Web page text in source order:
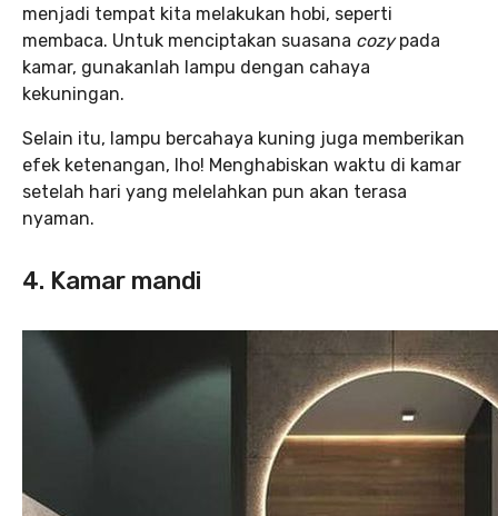
menjadi tempat kita melakukan hobi, seperti
membaca. Untuk menciptakan suasana cozypada
kamar, gunakanlah lampu dengan cahaya
kekuningan.
Selain itu, lampu bercahaya kuning juga memberikan
efek ketenangan, lho! Menghabiskan waktu di kamar
setelah hari yang melelahkan pun akan terasa
nyaman.
4. Kamar mandi